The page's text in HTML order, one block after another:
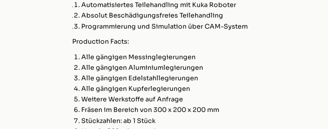
Automatisiertes Teilehandling mit Kuka Roboter
Absolut Beschädigungsfreies Teilehandling
Programmierung und Simulation über CAM-System
Production Facts:
Alle gängigen Messinglegierungen
Alle gängigen Aluminiumlegierungen
Alle gängigen Edelstahllegierungen
Alle gängigen Kupferlegierungen
Weitere Werkstoffe auf Anfrage
Fräsen im Bereich von 300 x 200 x 200 mm
Stückzahlen: ab 1 Stück